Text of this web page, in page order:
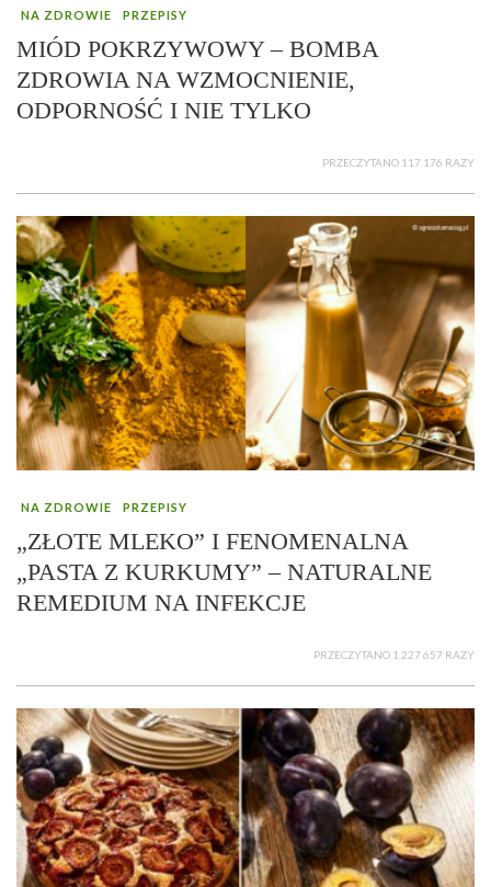
NA ZDROWIE PRZEPISY
MIÓD POKRZYWOWY – BOMBA
ZDROWIA NA WZMOCNIENIE,
ODPORNOŚĆ I NIE TYLKO
PRZECZYTANO 117 176 RAZY
NA ZDROWIE PRZEPISY
„ZŁOTE MLEKO” I FENOMENALNA
„PASTA Z KURKUMY” – NATURALNE
REMEDIUM NA INFEKCJE
PRZECZYTANO 1 227 657 RAZY